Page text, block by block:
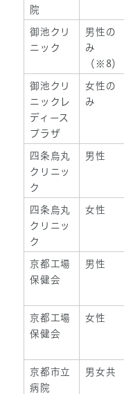
院
御池クリ
ニック
男性の
み
（※8）
御池クリ
ニックレ
ディース
プラザ
女性の
み
四条烏丸
クリニッ
ク
男性
四条烏丸
クリニッ
ク
女性
京都工場
保健会
男性
京都工場
保健会
女性
京都市立
病院
男女共